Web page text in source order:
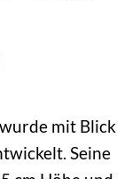
wurde mit Blick
Seine